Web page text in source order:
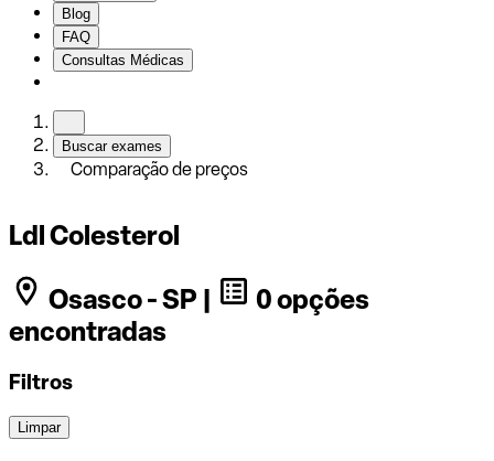
Blog
FAQ
Consultas Médicas
Buscar exames
Comparação de preços
Ldl Colesterol
Osasco - SP |
0 opções
encontradas
Filtros
Limpar